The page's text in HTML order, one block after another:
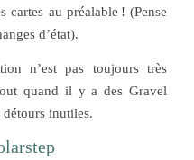
cartes au préalable ! (Pense
d’état).
n’est pas toujours très
quand il y a des Gravel
inutiles.